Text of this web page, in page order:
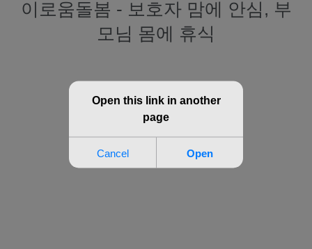
이로움돌봄 - 보호자 맘에 안심, 부
모님 몸에 휴식